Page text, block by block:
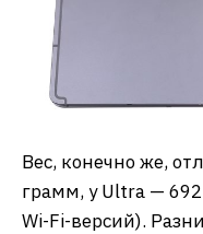
Вес, конечно же,
грамм, у Ultra —
Wi-Fi-версий).